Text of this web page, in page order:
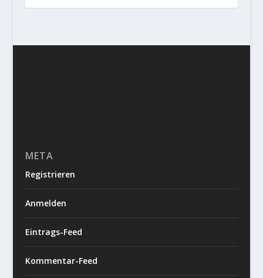
META
Registrieren
Anmelden
Eintrags-Feed
Kommentar-Feed